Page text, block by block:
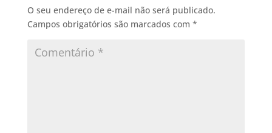
O seu endereço de e-mail não será publicado.
Campos obrigatórios são marcados com *